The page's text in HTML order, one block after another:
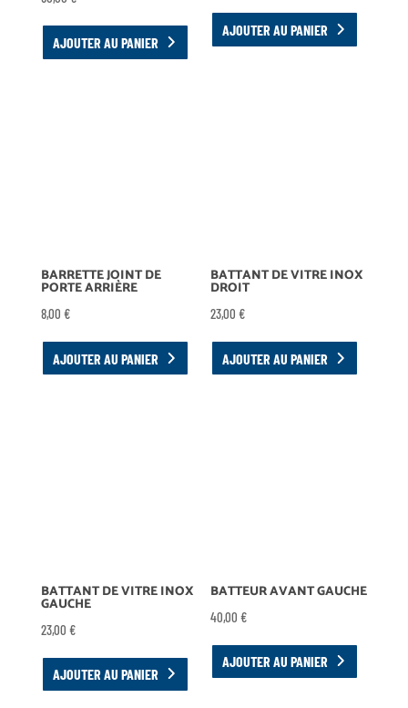
AJOUTER AU PANIER
AJOUTER AU PANIER
BARRETTE JOINT DE
PORTE ARRIÈRE
8,00 €
AJOUTER AU PANIER
BATTANT DE VITRE INOX
DROIT
23,00€
AJOUTER AU PANIER
BATTANT DE VITRE INOX
GAUCHE
23,00 €
AJOUTER AU PANIER
BATTEUR AVANT GAUCHE
40,00€
AJOUTER AU PANIER